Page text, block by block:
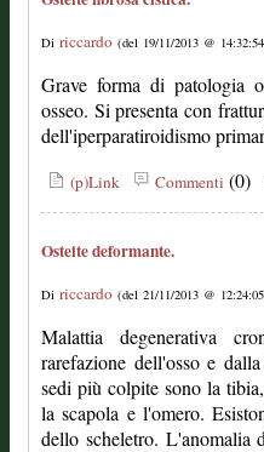
Di riccardo (del 19/11/2013 @
Grave forma di patologia
osseo. Si presenta con
dell'iperparatiroidismo
(p)Link Commenti (0)
Osteite deformante.
Di riccardo (del 21/11/2013 @
Malattia degenerativa
rarefazione dell'osso e
sedi più colpite sono la
la scapola e l'omero.
dello scheletro. L'anomalia